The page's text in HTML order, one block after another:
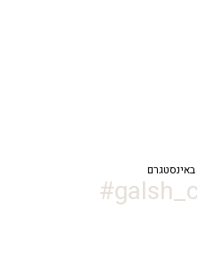
באינסטגרם